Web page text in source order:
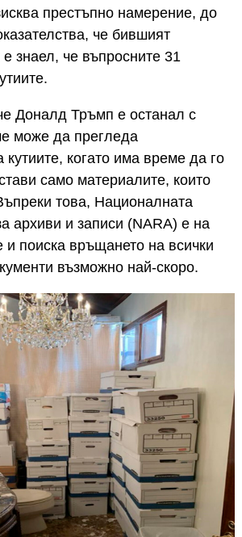
престъпно намерение, до
че бившият
знаел, че въпросните 31
Доналд Тръмп е останал с
може да прегледа
когато има време да го
само материалите, които
това, Националната
архиви и записи (NARA) е на
и поиска връщането на всички
възможно най-скоро.